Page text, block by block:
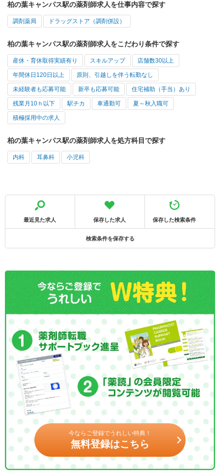
柏の葉キャンパス駅の薬剤師求人を仕事内容で探す
調剤薬局 ドラッグストア（調剤併設）
柏の葉キャンパス駅の薬剤師求人をこだわり条件で探す
産休・育休取得実績有り スキルアップ 店舗数30以上
年間休日120日以上 原則、引越しを伴う転勤なし
未経験者も応募可能 新卒も応募可能 住宅補助（手当）あり
残業月10ｈ以下 駅チカ 車通勤可 夏～秋入職可
積極採用中の求人
柏の葉キャンパス駅の薬剤師求人を処方科目で探す
内科 耳鼻科 小児科
最近見た求人 保存した求人 保存した検索条件
検索条件を保存する
今ならご登録でうれしい特典！
無料登録はこちら